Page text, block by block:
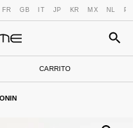
FR GB IT JP KR MX NL PT
CARRITO